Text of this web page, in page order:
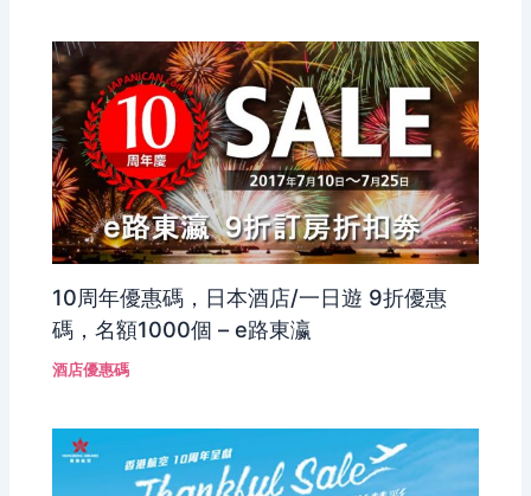
10周年優惠碼，日本酒店/一日遊 9折優惠
碼，名額1000個 – e路東瀛
酒店優惠碼